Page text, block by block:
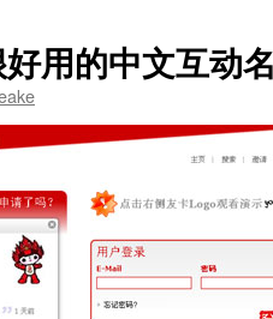
用的中文互动